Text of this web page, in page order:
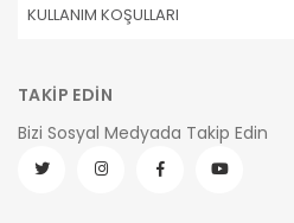
KULLANIM KOŞULLARI
TAKİP EDİN
Bizi Sosyal Medyada Takip Edin